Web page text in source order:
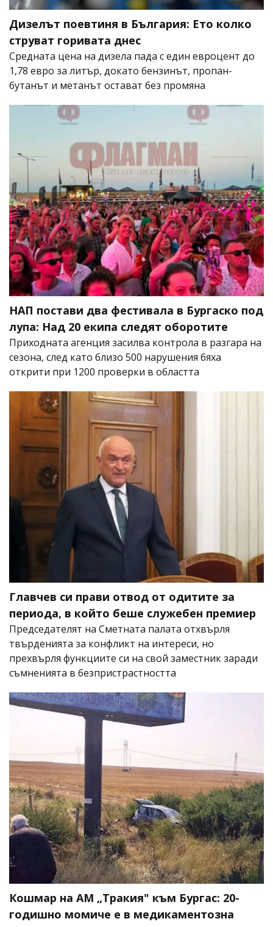
Дизелът поевтиня в България: Ето колко
струват горивата днес
Средната цена на дизела пада с един евроцент до
1,78 евро за литър, докато бензинът, пропан-
бутанът и метанът остават без промяна
НАП постави два фестивала в Бургаско под
лупа: Над 20 екипа следят оборотите
Приходната агенция засилва контрола в разгара на
сезона, след като близо 500 нарушения бяха
открити при 1200 проверки в областта
Главчев си прави отвод от одитите за
периода, в който беше служебен премиер
Председателят на Сметната палата отхвърля
твърденията за конфликт на интереси, но
прехвърля функциите си на свой заместник заради
съмненията в безпристрастността
Кошмар на АМ „Тракия" към Бургас: 20-
годишно момиче е в медикаментозна